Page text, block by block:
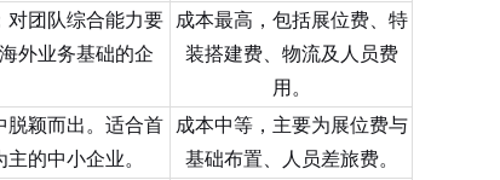
对团队综合能力要
外业务基础的企
成本最高，包括展位费、特
装搭建费、物流及人员费
用。
脱颖而出。适合首
的中小企业。
成本中等，主要为展位费与
基础布置、人员差旅费。